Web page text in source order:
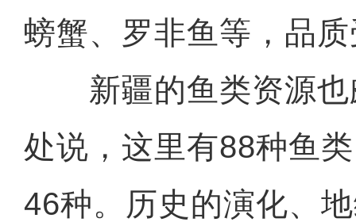
螃蟹、罗非鱼等，品
新疆的鱼类资源也
处说，这里有88种鱼
46种。历史的演化、